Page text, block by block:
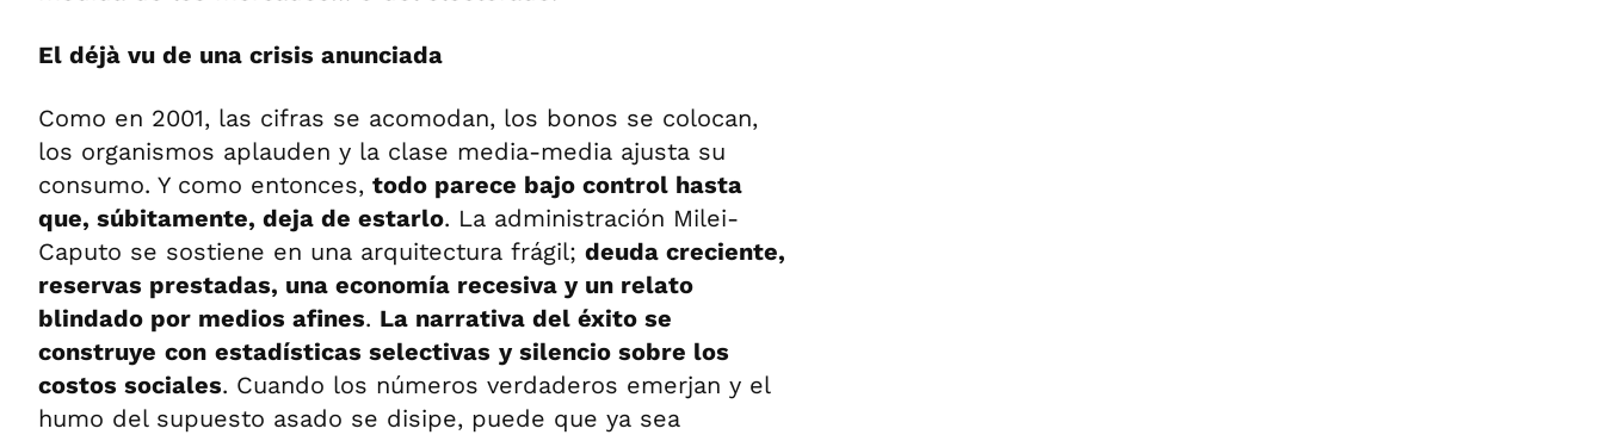
El déjà vu de una crisis anunciada
Como en 2001, las cifras se acomodan, los bonos se colocan,
los organismos aplauden y la clase media-media ajusta su
consumo. Y como entonces, todo parece bajo control hasta
que, súbitamente, deja de estarlo. La administración Milei-
Caputo se sostiene en una arquitectura frágil; deuda creciente,
reservas prestadas, una economía recesiva y un relato
blindado por medios afines. La narrativa del éxito se
construye con estadísticas selectivas y silencio sobre los
costos sociales. Cuando los números verdaderos emerjan y el
humo del supuesto asado se disipe, puede que ya sea